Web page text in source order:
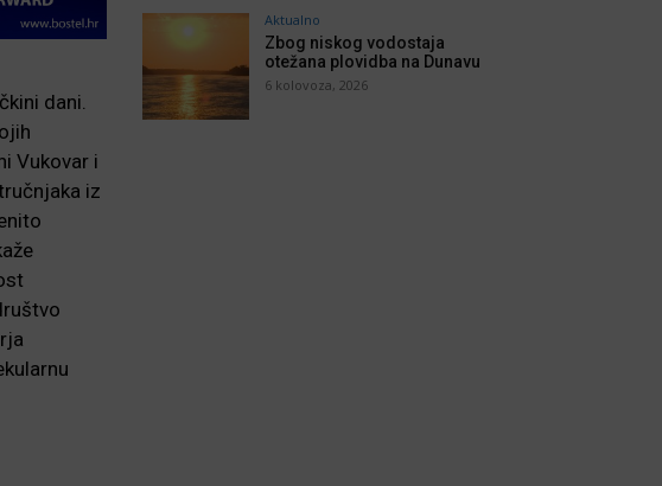
dani.
Vukovar i
iz
Aktualno
Zbog niskog vodostaja
otežana plovidba na Dunavu
6 kolovoza, 2026